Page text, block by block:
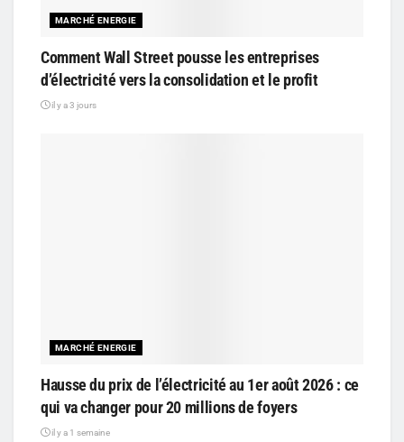
MARCHÉ ENERGIE
Comment Wall Street pousse les entreprises
d’électricité vers la consolidation et le profit
il y a 3 jours
MARCHÉ ENERGIE
Hausse du prix de l’électricité au 1er août 2026 : ce
qui va changer pour 20 millions de foyers
il y a 1 semaine